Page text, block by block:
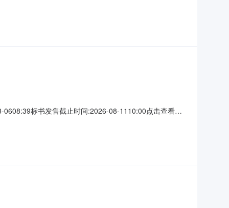
标书发售截止时间:2026-08-1110:00点击查看公